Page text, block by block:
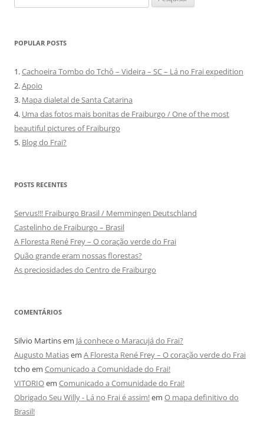
por:
POPULAR POSTS
1.Cachoeira Tombo do Tchô – Videira – SC – Lá no Frai expedition
2.Apoio
3. Mapa dialetal de Santa Catarina
4. Uma das fotos mais bonitas de Fraiburgo / One of the most
beautiful pictures of Fraiburgo
5. Blog do Frai?
POSTS RECENTES
Servus!!! Fraiburgo Brasil / Memmingen Deutschland
Castelinho de Fraiburgo – Brasil
A Floresta René Frey – O coração verde do Frai
Quão grande eram nossas florestas?
As preciosidades do Centro de Fraiburgo
COMENTÁRIOS
Silvio Martinsem Já conhece o Maracujá do Frai?
Augusto Matiasem A Floresta René Frey – O coração verde do Frai
tcho em Comunicado a Comunidade do Frai!
VITORIOem Comunicado a Comunidade do Frai!
Obrigado Seu Willy - Lá no Frai é assim!em O mapa definitivo do
Brasil!